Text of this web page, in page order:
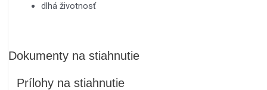
dlhá životnosť
Dokumenty na stiahnutie
Prílohy na stiahnutie